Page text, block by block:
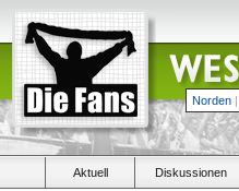
Norden |
Aktuell Diskussionen